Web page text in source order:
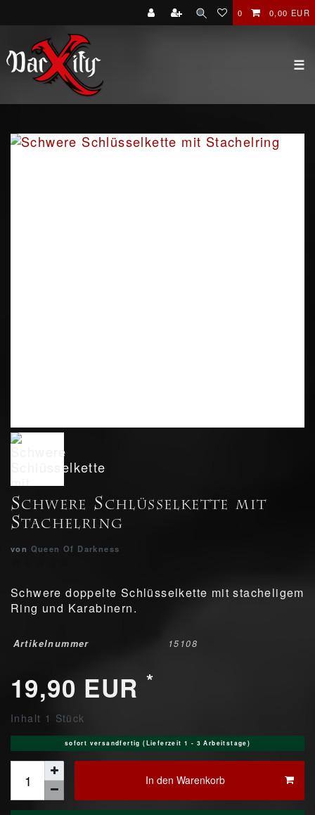
0 0,00 EUR
☰
Schwere Schlüsselkette mit
Stachelring
von Queen Of Darkness
Schwere doppelte Schlüsselkette mit stacheligem
Ring und Karabinern.
Artikelnummer 15108
19,90 EUR *
Inhalt 1 Stück
sofort versandfertig (Lieferzeit 1 - 3 Arbeitstage)
In den Warenkorb